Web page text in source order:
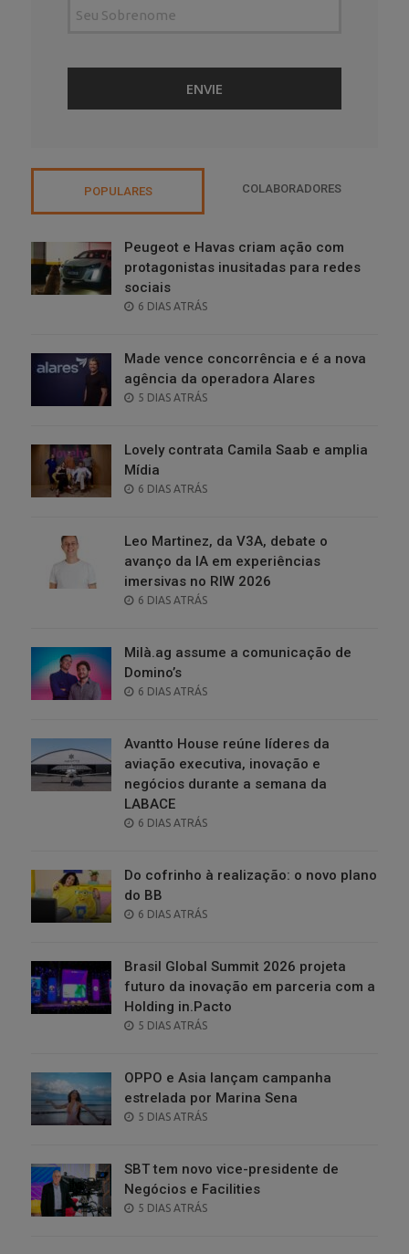
POPULARES COLABORADORES
Peugeot e Havas criam ação com
protagonistas inusitadas para redes
sociais
POSTED
6 DIAS ATRÁS
Made vence concorrência e é a nova
agência da operadora Alares
POSTED
5 DIAS ATRÁS
Lovely contrata Camila Saab e amplia
Mídia
POSTED
6 DIAS ATRÁS
Leo Martinez, da V3A, debate o
avanço da IA em experiências
imersivas no RIW 2026
POSTED
6 DIAS ATRÁS
Milà.ag assume a comunicação de
Domino’s
POSTED
6 DIAS ATRÁS
Avantto House reúne líderes da
aviação executiva, inovação e
negócios durante a semana da
LABACE
POSTED
6 DIAS ATRÁS
Do cofrinho à realização: o novo plano
do BB
POSTED
6 DIAS ATRÁS
Brasil Global Summit 2026 projeta
futuro da inovação em parceria com a
Holding in.Pacto
POSTED
5 DIAS ATRÁS
OPPO e Asia lançam campanha
estrelada por Marina Sena
POSTED
5 DIAS ATRÁS
SBT tem novo vice-presidente de
Negócios e Facilities
POSTED
5 DIAS ATRÁS